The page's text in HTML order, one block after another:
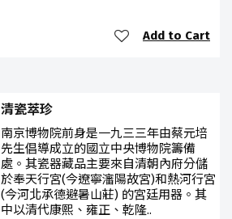
Add to Cart
清瓷萃珍
南京博物院前身是一九三三年由蔡元培
先生倡導成立的國立中央博物院籌備
處。其瓷器藏品主要來自清朝內府分儲
於奉天行宮(今遼寧瀋陽故宮)和熱河行宮
(今河北承德避暑山莊) 的宮廷用器。其
中以清代康熙、雍正、乾隆..